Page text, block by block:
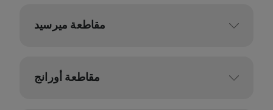
مقاطعة ميرسيد
مقاطعة أورانج